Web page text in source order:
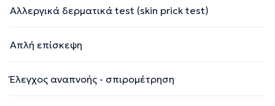
Αλλεργικά δερματικά test (skin prick test)
Απλή επίσκεψη
Έλεγχος αναπνοής - σπιρομέτρηση